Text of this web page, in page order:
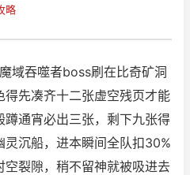
略
域吞噬者boss刷在比奇矿洞
先凑齐十二张虚空残页才能
通宵必出三张，剩下九张得
沉船，进本瞬间全队扣30%
裂隙，稍不留神就被吸进去